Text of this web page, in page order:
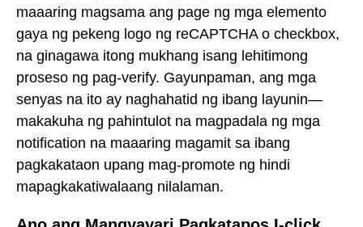
maaaring magsama ang page ng mga elemento
gaya ng pekeng logo ng reCAPTCHA o checkbox,
na ginagawa itong mukhang isang lehitimong
proseso ng pag-verify. Gayunpaman, ang mga
senyas na ito ay naghahatid ng ibang layunin—
makakuha ng pahintulot na magpadala ng mga
notification na maaaring magamit sa ibang
pagkakataon upang mag-promote ng hindi
mapagkakatiwalaang nilalaman.